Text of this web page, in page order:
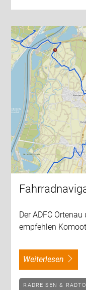
Der ADFC
empfehlen
weiterlesen
RADREISEN &